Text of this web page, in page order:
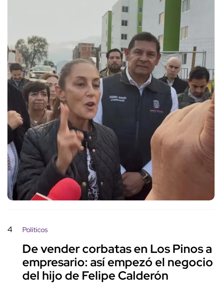
4 Políticos
De vender corbatas en Los Pinos a
empresario: así empezó el negocio
del hijo de Felipe Calderón